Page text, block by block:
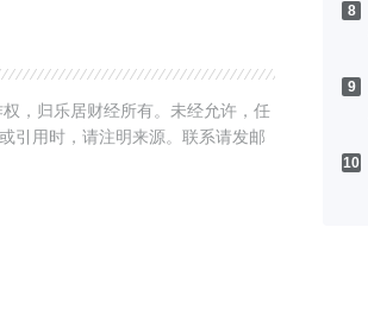
8
9
10
，归乐居财经所有。未经允许，任
引用时，请注明来源。联系请发邮